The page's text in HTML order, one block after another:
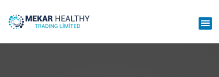
Mekar Healthy Trading LTD